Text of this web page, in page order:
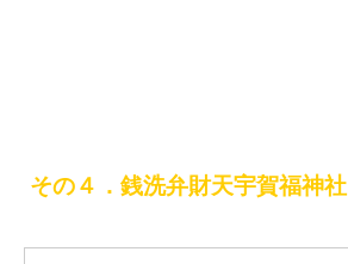
その４．銭洗弁財天宇賀福神社